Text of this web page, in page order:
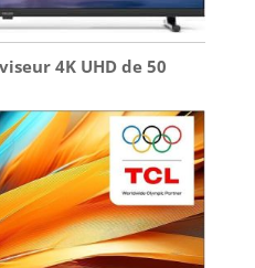
4K UHD de 50